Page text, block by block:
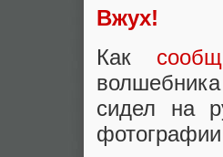
Вжух!
Как
сидел на